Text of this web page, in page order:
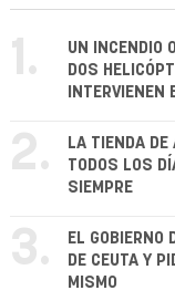
1.
UN INCENDIO
DOS
INTERVIENEN
2.
LA TIENDA DE
TODOS LOS
SIEMPRE
3.
EL GOBIERNO
DE CEUTA Y
MISMO